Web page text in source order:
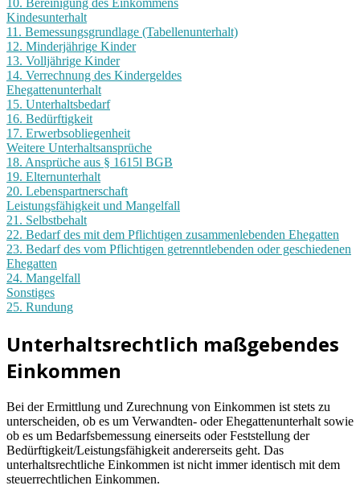
10. Bereinigung des Einkommens
Kindesunterhalt
11. Bemessungsgrundlage (Tabellenunterhalt)
12. Minderjährige Kinder
13. Volljährige Kinder
14. Verrechnung des Kindergeldes
Ehegattenunterhalt
15. Unterhaltsbedarf
16. Bedürftigkeit
17. Erwerbsobliegenheit
Weitere Unterhaltsansprüche
18. Ansprüche aus § 1615l BGB
19. Elternunterhalt
20. Lebenspartnerschaft
Leistungsfähigkeit und Mangelfall
21. Selbstbehalt
22. Bedarf des mit dem Pflichtigen zusammenlebenden Ehegatten
23. Bedarf des vom Pflichtigen getrenntlebenden oder geschiedenen
Ehegatten
24. Mangelfall
Sonstiges
25. Rundung
Unterhaltsrechtlich maßgebendes
Einkommen
Bei der Ermittlung und Zurechnung von Einkommen ist stets zu
unterscheiden, ob es um Verwandten- oder Ehegattenunterhalt sowie
ob es um Bedarfsbemessung einerseits oder Feststellung der
Bedürftigkeit/Leistungsfähigkeit andererseits geht. Das
unterhaltsrechtliche Einkommen ist nicht immer identisch mit dem
steuerrechtlichen Einkommen.